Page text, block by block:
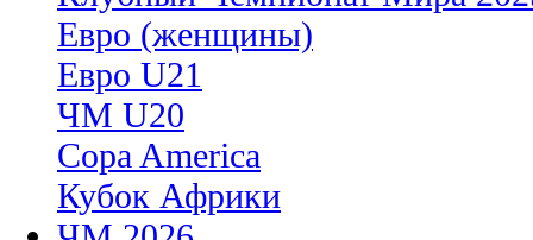
Евро (женщины)
Евро U21
ЧМ U20
Copa America
Кубок Африки